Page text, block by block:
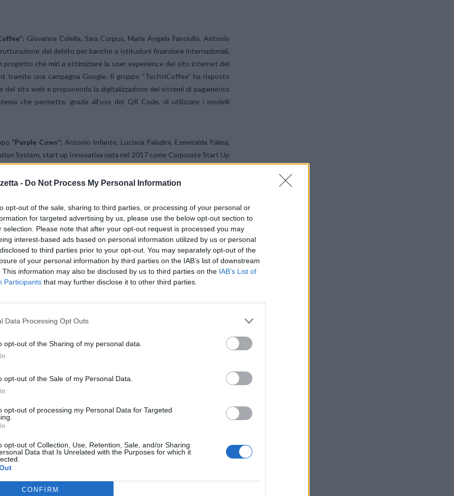
- Do Not Process My Personal Information
opt-out of the sale, sharing to third parties, or processing of your personal or
for targeted advertising by us, please use the below opt-out section to
selection. Please note that after your opt-out request is processed you may
interest-based ads based on personal information utilized by us or personal
to third parties prior to your opt-out. You may separately opt-out of the
of your personal information by third parties on the IAB’s list of downstream
This information may also be disclosed by us to third parties on the IAB’s List of
Participants that may further disclose it to other third parties.
Data Processing Opt Outs
opt-out of the Sharing of my personal data.
opt-out of the Sale of my Personal Data.
opt-out of processing my Personal Data for Targeted
opt-out of Collection, Use, Retention, Sale, and/or Sharing
Data that Is Unrelated with the Purposes for which it
CONFIRM
: Giovanna Colella, Sara Corpus, Maria Angela Fanciullo, Antonio
del debito per banche e istituzioni finanziare internazionali,
che miri a ottimizzare la user experience del sito internet del
una campagna Google. Il gruppo “Tech’nCoffee” ha risposto
sito web e proponendo la digitalizzazione dei sistemi di pagamento
che permette, grazie all’uso dei QR Code, di utilizzare i modelli
“Purple Cows”: Antonio Infante, Luciana Paladini, Esmeralda Palma,
System, start up Innovativa nata nel 2017 come Corporate Start Up
di marketing indirizzato ai tre principali target del loro prodotto, un
attività con piccoli centri di giardinaggio, agricoltori professionisti e
umanitario). Il gruppo “Purple Cows”, dopo aver svolto un’indagine sui
una strategia di comunicazione per ognuna di esse, prendendo in
gli eventi e le fiere di settore.
per numero di partecipanti», sottolinea la professoressa Luana Rizzo ,
interesse per i nostri studenti, che hanno saputo cogliere
certi che quest’esperienza possa rappresentare un valore aggiunto
prossimo anno accademico rilanceremo l’iniziativa».
i ragazzi al mondo del lavoro, soprattutto a quelle promosse
si è intensificata negli ultimi due anni con l’inserimento di diversi
e prospettive di crescita. Possiamo essere considerati un’eccellenza
to Work, che attesta e riconosce Hoist Finance in Italia una delle
al contributo di tre giovani laureandi dell’Università del Salento, che
vincendo anche il premio nazionale Mimprendo 2015; il progetto è poi
con una mission ambiziosa: contribuire a vincere una delle sfide del
delle nuove tecnologie a servizio dell’agricoltura. Questa mission così
di trasformare sogni in progetti e in quest’ottica che l’azienda ha
più titolati. I risultati sono stati come sempre incoraggianti»,
e la diffusione della cultura dell’innovazione in Italia. E, in qualità di